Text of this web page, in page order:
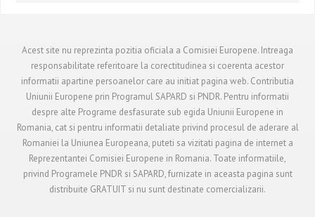
Acest site nu reprezinta pozitia oficiala a Comisiei Europene. Intreaga
responsabilitate referitoare la corectitudinea si coerenta acestor
informatii apartine persoanelor care au initiat pagina web. Contributia
Uniunii Europene prin Programul SAPARD si PNDR. Pentru informatii
despre alte Programe desfasurate sub egida Uniunii Europene in
Romania, cat si pentru informatii detaliate privind procesul de aderare al
Romaniei la Uniunea Europeana, puteti sa vizitati pagina de internet a
Reprezentantei Comisiei Europene in Romania. Toate informatiile,
privind Programele PNDR si SAPARD, furnizate in aceasta pagina sunt
distribuite GRATUIT si nu sunt destinate comercializarii.